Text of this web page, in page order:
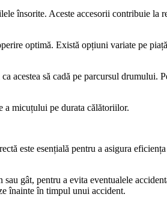
însorite. Aceste accesorii contribuie la
optimă. Există opțiuni variate pe
acestea să cadă pe parcursul drumului.
a micuțului pe durata călătoriilor.
este esențială pentru a asigura
gât, pentru a evita eventualele
înainte în timpul unui accident.